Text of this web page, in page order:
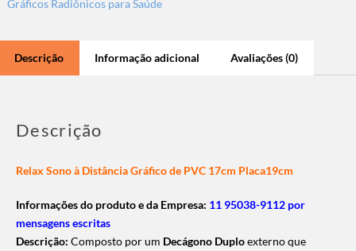
Gráficos Radiônicos para Saúde
Descrição Informação adicional Avaliações (0)
Descrição
Relax Sono à Distância Gráfico de PVC 17cm Placa19cm
Informações do produto e da Empresa: 11 95038-9112 por
mensagens escritas
Descrição: Composto por um Decágono Duploexterno que